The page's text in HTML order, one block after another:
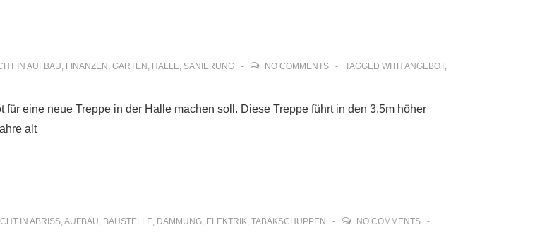
IN AUFBAU, FINANZEN , GARTEN , HALLE, SANIERUNG NO COMMENTS TAGGED WITH ANGEBOT,
eine neue Treppe in der Halle machen soll. Diese Treppe führt in den 3,5m höher
alt
IN ABRISS,AUFBAU, BAUSTELLE, DÄMMUNG, ELEKTRIK, TABAKSCHUPPEN
NO COMMENTS